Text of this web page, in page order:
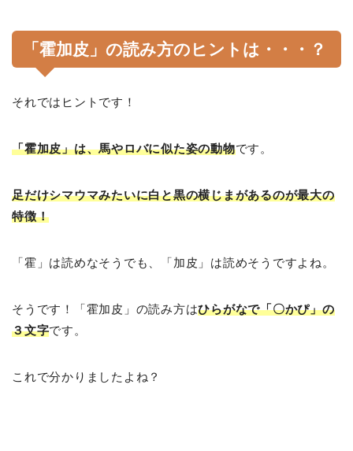
「霍加皮」の読み方のヒントは・・・？
それではヒントです！
「霍加皮」は、馬やロバに似た姿の動物です。
足だけシマウマみたいに白と黒の横じまがあるのが最大の
特徴！
「霍」は読めなそうでも、「加皮」は読めそうですよね。
そうです！「霍加皮」の読み方はひらがなで「〇かぴ」の
３文字です。
これで分かりましたよね？